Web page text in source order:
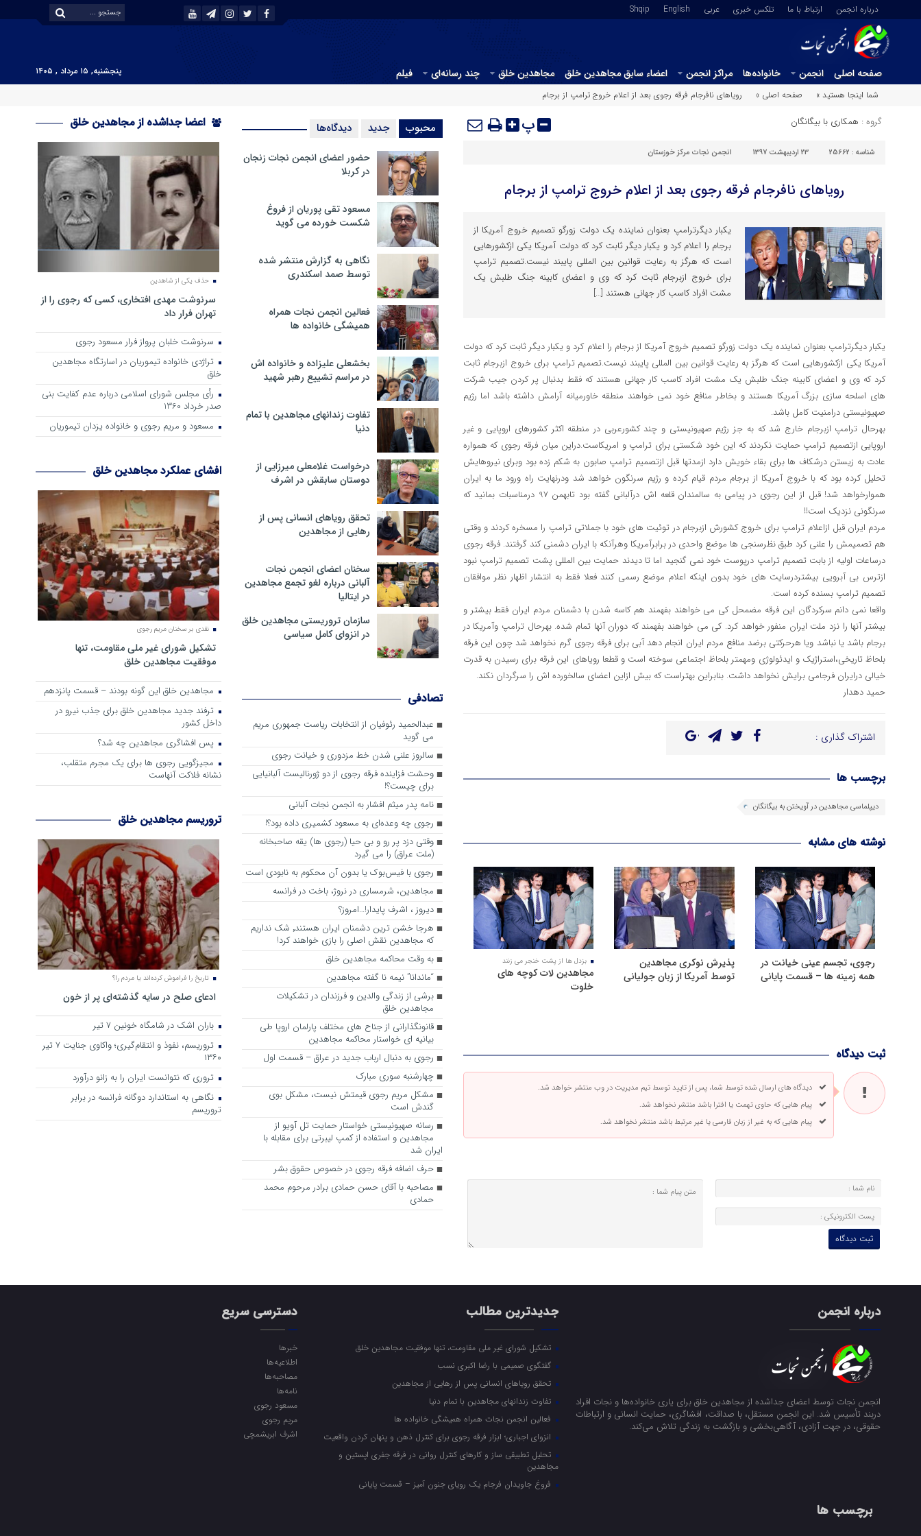
درباره انجمن ارتباط با ما تلکس خبری عربي English
Shqip
صفحه اصلی انجمن خانواده‌ها مراکز انجمن اعضاء سابق مجاهدین خلق مجاهدین خلق چند رسانه‌ای فیلم
پنجشنبه, ۱۵ مرداد , ۱۴۰۵
شما اینجا هستید »
صفحه اصلی » رویاهای نافرجام فرقه رجوی بعد از اعلام خروج ترامپ از برجام
گروه : همکاری با بیگانگان پ
شناسه : 25662 23 اردیبهشت 1397 انجمن نجات مرکز خوزستان
رویاهای نافرجام فرقه رجوی بعد از اعلام خروج ترامپ از برجام
یکبار دیگرترامپ بعنوان نماینده یک دولت زورگو تصمیم خروج آمریکا از
برجام را اعلام کرد و یکبار دیگر ثابت کرد که دولت آمریکا یکی ازکشورهایی
است که هرگز به رعایت قوانین بین المللی پایبند نیست.تصمیم ترامپ
برای خروج ازبرجام ثابت کرد که وی و اعضای کابینه جنگ طلبش یک
مشت افراد کاسب کار جهانی هستند […]
یکبار دیگرترامپ بعنوان نماینده یک دولت زورگو تصمیم خروج آمریکا از برجام را اعلام کرد و یکبار دیگر ثابت کرد که دولت
آمریکا یکی ازکشورهایی است که هرگز به رعایت قوانین بین المللی پایبند نیست.تصمیم ترامپ برای خروج ازبرجام ثابت
کرد که وی و اعضای کابینه جنگ طلبش یک مشت افراد کاسب کار جهانی هستند که فقط بدنبال پر کردن جیب شرکت
های اسلحه سازی بزرگ آمریکا هستند و بخاطر منافع خود نمی خواهند منطقه خاورمیانه آرامش داشته باشد اما رژیم
صهیونیستی درامنیت کامل باشد.
بهرحال ترامپ ازبرجام خارج شد که به جز رژیم صهیونیستی و چند کشورعربی در منطقه اکثر کشورهای اروپایی و غیر
اروپایی ازتصمیم ترامپ حمایت نکردند که این خود شکستی برای ترامپ و امریکاست.دراین میان فرقه رجوی که همواره
عادت به زیستن درشکاف ها برای بقاء خویش دارد ازمدتها قبل ازتصمیم ترامپ صابون به شکم زده بود وبرای نیروهایش
تحلیل کرده بود که با خروج آمریکا از برجام مردم قیام کرده و رژیم سرنگون خواهد شد ودرنهایت راه ورود ما به ایران
هموارخواهد شد! قبل از این رجوی در پیامی به سالمندان قلعه اش درآلبانی گفته بود تابهمن 97 درمناسبات بمانید که
سرنگونی نزدیک است!!
مردم ایران قبل ازاعلام ترامپ برای خروج کشورش ازبرجام در توئیت های خود با جملاتی ترامپ را مسخره کردند و وقتی
هم تصمیمش را علنی کرد طبق نظرسنجی ها موضع واحدی در برابرآمریکا وهرآنکه با ایران دشمنی کند گرفتند. فرقه رجوی
درساعات اولیه از بابت تصمیم ترامپ درپوست خود نمی گنجید اما تا دیدند حمایت بین المللی پشت تصمیم ترامپ نبود
ازترس بی آبرویی بیشتردرسایت های خود بدون اینکه اعلام موضع رسمی کنند فعلا فقط به انتشار اظهار نظر موافقان
تصمیم ترامپ بسنده کرده است.
واقعا نمی دانم سرکردگان این فرقه مضمحل کی می خواهند بفهمند هم کاسه شدن با دشمنان مردم ایران فقط بیشتر و
بیشتر آنها را نزد ملت ایران منفور خواهد کرد. کی می خواهند بفهمند که دوران آنها تمام شده. بهرحال ترامپ وآمریکا در
برجام باشد یا نباشد ویا هرحرکتی برضد منافع مردم ایران انجام دهد آبی برای فرقه رجوی گرم نخواهد شد چون این فرقه
بلحاظ تاریخی،استراژیک و ایدئولوژی ومهمتر بلحاظ اجتماعی سوخته است و قطعا رویاهای این فرقه برای رسیدن به قدرت
خیالی درایران فرجامی برایش نخواهد داشت. بنابراین بهتراست که بیش ازاین اعضای سالخورده اش را سرگردان نکند.
حمید دهدار
اشتراک گذاری :
برچسب ها
دیپلماسی مجاهدین در آویختن به بیگانگان
نوشته های مشابه
رجوی، تجسم عینی خیانت در
همه زمینه ها – قسمت پایانی
پذیرش نوکری مجاهدین
توسط آمریکا از زبان جولیانی
بزدل ها از پشت خنجر می زنند
مجاهدین لات کوچه های
خلوت
ثبت دیدگاه
دیدگاه های ارسال شده توسط شما، پس از تایید توسط تیم مدیریت در وب منتشر خواهد شد.
پیام هایی که حاوی تهمت یا افترا باشد منتشر نخواهد شد.
پیام هایی که به غیر از زبان فارسی یا غیر مرتبط باشد منتشر نخواهد شد.
محبوب جدید دیدگاه‌ها
حضور اعضای انجمن نجات زنجان
در کربلا
مسعود تقی پوریان از فروغ
شکست خورده می گوید
نگاهی به گزارش منتشر شده
توسط صمد اسکندری
فعالین انجمن نجات همراه
همیشگی خانواده ها
بخشعلی علیزاده و خانواده اش
در مراسم تشییع رهبر شهید
تفاوت زندانهای مجاهدین با تمام
دنیا
درخواست غلامعلی میرزایی از
دوستان سابقش در اشرف
تحقق رویاهای انسانی پس از
رهایی از مجاهدین
سخنان اعضای انجمن نجات
آلبانی درباره لغو تجمع مجاهدین
در ایتالیا
سازمان تروریستی مجاهدین خلق
در انزوای کامل سیاسی
تصادفی
عبدالحمید رئوفیان از انتخابات ریاست جمهوری مریم
می گوید
سالروز علنی شدن خط مزدوری و خیانت رجوی
وحشت فزاینده فرقه رجوی از دو ژورنالیست آلبانیایی
برای چیست؟!
نامه پدر میثم افشار به انجمن نجات آلبانی
رجوی چه وعده‌ای به مسعود کشمیری داده بود؟!
وقتی دزد پر رو و بی حیا (رجوی ها) یقه صاحبخانه
(ملت عراق) را می گیرد
رجوی با فیس‌بوک یا بدون آن محکوم به نابودی است
مجاهدین، شرم‎ساری در نروژ، باخت در فرانسه
ديروز ، اشرف پايدار!…امروز؟
هرجا خشن ترین دشمنان ایران هستند٬ شک نداریم
که مجاهدین نقش اصلی را بازی خواهند کرد!
به وقت محاکمه مجاهدین خلق
“ماندانا” نیمه نا گفته مجاهدین
برشی از زندگی والدین و فرزندان در تشکیلات
مجاهدین خلق
قانونگذارانی از جناح های مختلف پارلمان اروپا طی
بیانیه ای خواستار محاکمه مجاهدین
رجوی به دنبال ارباب جدید در عراق – قسمت اول
چهارشنبه سوری مبارک
مشکل مریم رجوی قیمتش نیست، مشکل بوی
گندش است
رسانه صهیونیستی خواستار حمایت تل آویو از
مجاهدین و استفاده از کمپ لیبرتی برای مقابله با
ایران شد
حرف اضافه فرقه رجوی در خصوص حقوق بشر
مصاحبه با آقای حسن حمادی برادر مرحوم محمد
حمادی
اعضا جداشده از مجاهدین خلق
حذف یکی از شاهدین
سرنوشت مهدی افتخاری، کسی که رجوی را از
تهران فرار داد
سرنوشت خلبان پرواز فرار مسعود رجوی
تراژدی خانواده تیموریان در اسارتگاه مجاهدین
خلق
رأی مجلس شورای اسلامی درباره عدم كفایت بنی
صدر خرداد 1360
مسعود و مریم رجوی و خانواده یزدان تیموریان
افشای عملکرد مجاهدین خلق
نقدی بر سخنان مریم رجوی
تشکیل شورای غیر ملی مقاومت، تنها
موفقیت مجاهدین خلق
مجاهدین خلق این گونه بودند – قسمت پانزدهم
ترفند جدید مجاهدین خلق برای جذب نیرو در
داخل کشور
پس افشاگری مجاهدین چه شد؟
مجیزگویی رجوی ها برای یک مجرم متقلب،
نشانه فلاکت آنهاست
تروریسم مجاهدین خلق
تاریخ را فراموش کرده‌اند یا مردم را؟
ادعای صلح در سایه گذشته‌ای پر از خون
باران اشک در شامگاه خونین 7 تیر
تروریسم، نفوذ و انتقام‌گیری؛ واکاوی جنایت ۷ تیر
۱۳۶۰
تروری که نتوانست ایران را به زانو درآورد
نگاهی به استاندارد دوگانه فرانسه در برابر
تروریسم
درباره انجمن
انجمن نجات توسط اعضای جداشده از مجاهدین خلق برای یاری خانواده‌ها و نجات افراد
دربند تأسیس شد. این انجمن مستقل، با صداقت، افشاگری، حمایت انسانی و ارتباطات
حقوقی، در جهت آزادی، آگاهی‌بخشی و بازگشت به زندگی تلاش می‌کند.
جدیدترین مطالب
تشکیل شورای غیر ملی مقاومت، تنها موفقیت مجاهدین خلق
گفتگوی صمیمی با رضا اکبری نسب
تحقق رویاهای انسانی پس از رهایی از مجاهدین
تفاوت زندانهای مجاهدین با تمام دنیا
فعالین انجمن نجات همراه همیشگی خانواده ها
انزوای اجباری؛ ابزار فرقه رجوی برای کنترل ذهن و پنهان کردن واقعیت
تحلیل تطبیقی ساز و کارهای کنترل روانی در فرقه جفری اپستین و
مجاهدین
فروغ جاویدان فرجام یک رویای جنون آمیز – قسمت پایانی
دسترسی سریع
خبرها
اطلاعیه‌ها
مصاحبه‌ها
نامه‌ها
مسعود رجوی
مریم رجوی
اشرف ابریشمچی
برچسب ها